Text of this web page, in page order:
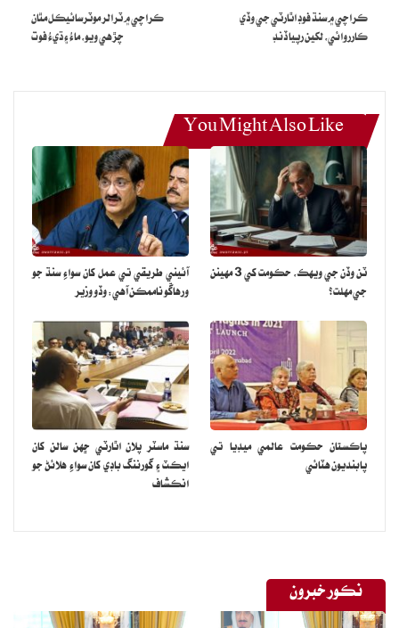
ڪراچي ۾ سنڌ فوڊ اٿارٽي جي وڏي
ڪارروائي، لکين رپيا ڏنڊ
ڪراچي ۾ ٽرالر موٽرسائيڪل مٿان
چڙهي ويو، ماءُ ۽ ڌيءُ فوت
You Might Also Like
ٽن وڏن جي ويهڪ، حڪومت کي 3 مهينن
جي مهلت؟
آئيني طريقي تي عمل کان سواءِ سنڌ جو
ورهاڱو ناممڪن آهي: وڏو وزير
پاڪستان حڪومت عالمي ميڊيا تي
پابنديون هٽائي
سنڌ ماسٽر پلان اٿارٽي ڇهن سالن کان
ايڪٽ ۽ گورننگ باڊي کان سواءِ هلائڻ جو
انڪشاف
نڪور خبرون